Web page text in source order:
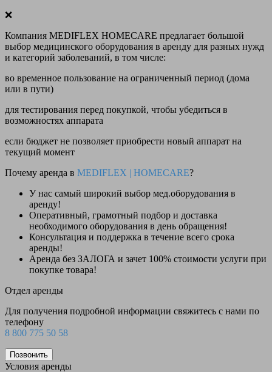
❌
Компания MEDIFLEX HOMECARE предлагает большой
выбор медицинского оборудования в аренду для разных нужд
и категорий заболеваний, в том числе:
во временное пользование на ограниченный период (дома
или в пути)
для тестирования перед покупкой, чтобы убедиться в
возможностях аппарата
если бюджет не позволяет приобрести новый аппарат на
текущий момент
Почему аренда в MEDIFLEX | HOMECARE?
У нас самый широкий выбор мед.оборудования в
аренду!
Оперативный, грамотный подбор и доставка
необходимого оборудования в день обращения!
Консультация и поддержка в течение всего срока
аренды!
Аренда без ЗАЛОГА и зачет 100% стоимости услуги при
покупке товара!
Отдел аренды
Для получения подробной информации свяжитесь с нами по
телефону
8 800 775 50 58
Позвонить
Условия аренды